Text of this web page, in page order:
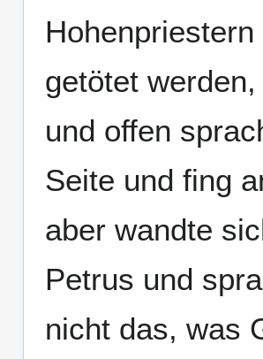
getötet
und offen
Seite und fing
aber wandte
Petrus und
nicht das, was